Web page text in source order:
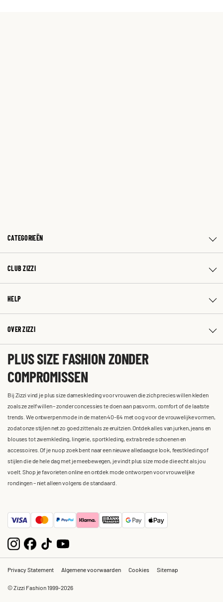
CATEGORIEËN
CLUB ZIZZI
HELP
OVER ZIZZI
PLUS SIZE FASHION ZONDER
COMPROMISSEN
Bij Zizzi vind je plus size dameskleding voor vrouwen die zich precies willen kleden
zoals ze zelf willen – zonder concessies te doen aan pasvorm, comfort of de laatste
trends. We ontwerpen mode in de maten 40-64 met oog voor de vrouwelijke vormen,
zodat onze stijlen net zo goed zitten als ze eruitzien. Ontdek alles van jurken, jeans en
blouses tot zwemkleding, lingerie, sportkleding, extra brede schoenen en
accessoires. Of je nu op zoek bent naar een nieuwe alledaagse look, feestkleding of
stijlen die de hele dag met je meebewegen, je vindt plus size mode die echt als jou
voelt. Shop je favorieten online en ontdek mode ontworpen voor vrouwelijke
rondingen – niet alleen volgens de standaard.
Privacy Statement Algemene voorwaarden Cookies Sitemap
© Zizzi Fashion 1999-2026